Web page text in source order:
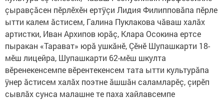
çыравçăсен пĕрлĕхĕн ертÿçи Лидия Филипповăпа пĕрле
ытти калем ăстисем, Галина Пуклакова чăваш халăх
артистки, Иван Архипов юрăç, Клара Осокина ертсе
пыракан «Тарават» юрă ушкăнĕ, Çĕнĕ Шупашкарти 18-
мĕш лицейра, Шупашкарти 62-мĕш шкулта
вĕренекенсемпе вĕрентекенсем тата ытти культурăпа
ÿнер ăстисем халăх поэтне ăшшăн саламларĕç, çирĕп
сывлăх сунса малашне те паха хайлавсемпе